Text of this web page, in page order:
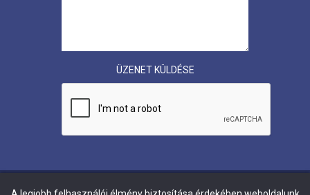
ÜZENET KÜLDÉSE